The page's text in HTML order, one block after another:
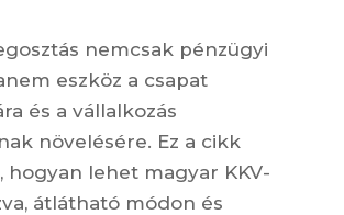
nemcsak pénzügyi
eszköz a csapat
és a vállalkozás
növelésére. Ez a cikk
hogyan lehet magyar KKV-
átlátható módon és